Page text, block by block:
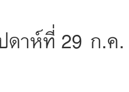
ดาห์ที่ 29 ก.